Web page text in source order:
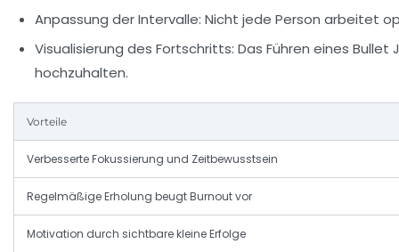
Anpassung der Intervalle: Nicht jede Person arbeitet
Visualisierung des Fortschritts: Das Führen eines Bullet
hochzuhalten.
Vorteile
Verbesserte Fokussierung und Zeitbewusstsein
Regelmäßige Erholung beugt Burnout vor
Motivation durch sichtbare kleine Erfolge